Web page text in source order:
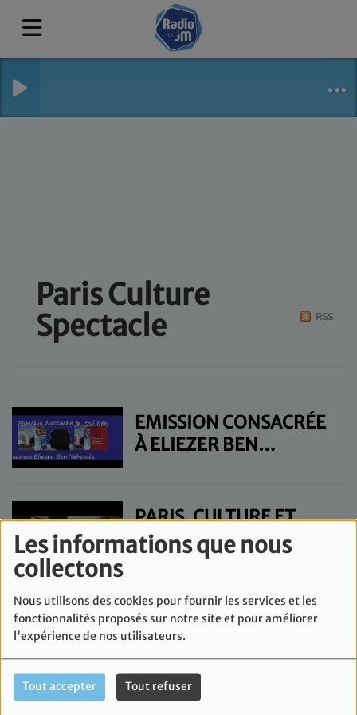
Les informations que nous
collectons
Nous utilisons des cookies pour fournir les services et les
fonctionnalités proposés sur notre site et pour améliorer
l'expérience de nos utilisateurs.
Tout accepter Tout refuser
Paris Culture
Spectacle
RSS
EMISSION CONSACRÉE
À ELIEZER BEN
PARIS, CULTURE ET
SPECTACLE
EMISSION CONSACRÉE
AU BALLET "LE LAC DES
CYGNES".
EMISSION CONSACRÉE